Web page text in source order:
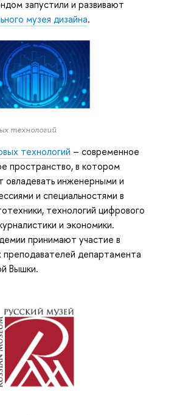
запустили и развивают
музея дизайна.
технологий
технологий – современное
пространство, в котором
овладевать инженерными и
и специальностями в
технологий цифрового
и экономики.
принимают участие в
преподавателей департамента
Вышки.